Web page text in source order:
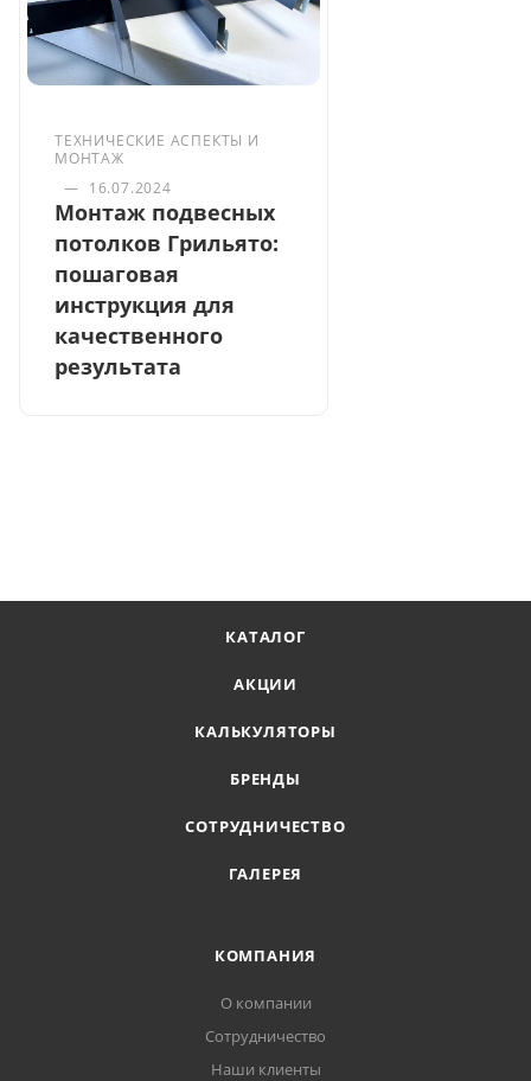
ТЕХНИЧЕСКИЕ АСПЕКТЫ И
МОНТАЖ
— 16.07.2024
Монтаж подвесных
потолков Грильято:
пошаговая
инструкция для
качественного
результата
КАТАЛОГ
АКЦИИ
КАЛЬКУЛЯТОРЫ
БРЕНДЫ
СОТРУДНИЧЕСТВО
ГАЛЕРЕЯ
КОМПАНИЯ
О компании
Сотрудничество
Наши клиенты